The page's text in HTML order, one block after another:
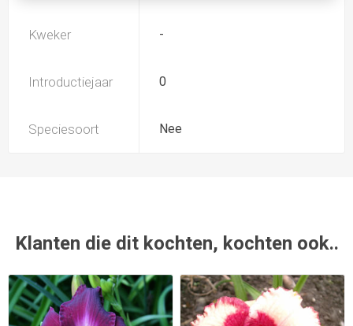
Kweker -
Introductiejaar 0
Speciesoort Nee
Klanten die dit kochten, kochten ook..